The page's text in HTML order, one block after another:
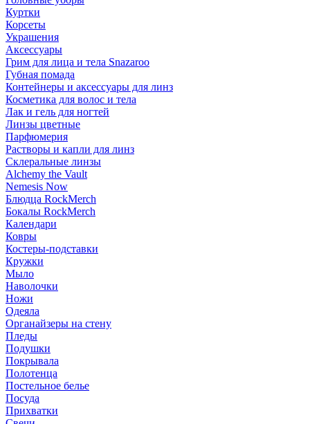
Куртки
Корсеты
Украшения
Аксессуары
Грим для лица и тела Snazaroo
Губная помада
Контейнеры и аксессуары для линз
Косметика для волос и тела
Лак и гель для ногтей
Линзы цветные
Парфюмерия
Растворы и капли для линз
Склеральные линзы
Alchemy the Vault
Nemesis Now
Блюдца RockMerch
Бокалы RockMerch
Календари
Ковры
Костеры-подставки
Кружки
Мыло
Наволочки
Ножи
Одеяла
Органайзеры на стену
Пледы
Подушки
Покрывала
Полотенца
Постельное белье
Посуда
Прихватки